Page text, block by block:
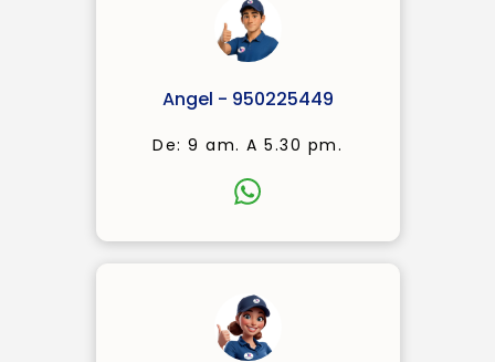
Angel - 950225449
De: 9 am. A 5.30 pm.